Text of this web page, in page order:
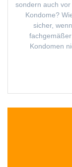
sondern auch
Kondome?
sicher,
Kondomen